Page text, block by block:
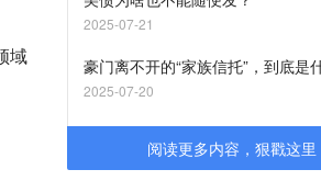
域
2025-07-21
豪门离不开的“家族信托”，到底是
2025-07-20
阅读更多内容，狠戳这里